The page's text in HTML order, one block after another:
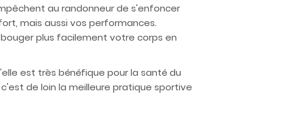
au randonneur de s'enfoncer
mais aussi vos performances.
plus facilement votre corps en
est très bénéfique pour la santé du
de loin la meilleure pratique sportive